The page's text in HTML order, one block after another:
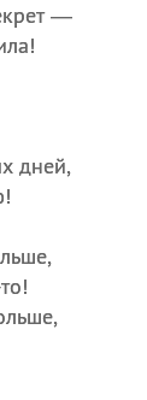
—
дней,